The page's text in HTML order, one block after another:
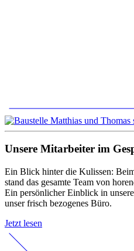
Unsere Mitarbeiter im
Ein Blick hinter die Kulissen:
stand das gesamte Team von
Ein persönlicher Einblick in
unser frisch bezogenes Büro.
Jetzt lesen